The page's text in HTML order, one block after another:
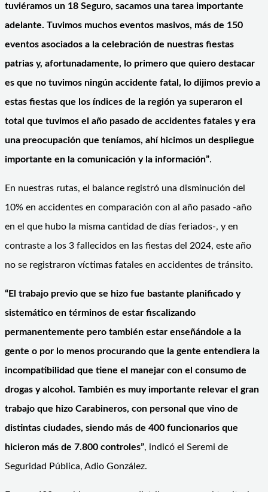
tuviéramos un 18 Seguro, sacamos una tarea importante
adelante. Tuvimos muchos eventos masivos, más de 150
eventos asociados a la celebración de nuestras fiestas
patrias y, afortunadamente, lo primero que quiero destacar
es que no tuvimos ningún accidente fatal, lo dijimos previo a
estas fiestas que los índices de la región ya superaron el
total que tuvimos el año pasado de accidentes fatales y era
una preocupación que teníamos, ahí hicimos un despliegue
importante en la comunicación y la información”.
En nuestras rutas, el balance registró una disminución del
10% en accidentes en comparación con al año pasado -año
en el que hubo la misma cantidad de días feriados-, y en
contraste a los 3 fallecidos en las fiestas del 2024, este año
no se registraron víctimas fatales en accidentes de tránsito.
“El trabajo previo que se hizo fue bastante planificado y
sistemático en términos de estar fiscalizando
permanentemente pero también estar enseñándole a la
gente o por lo menos procurando que la gente entendiera la
incompatibilidad que tiene el manejar con el consumo de
drogas y alcohol. También es muy importante relevar el gran
trabajo que hizo Carabineros, con personal que vino de
distintas ciudades, siendo más de 400 funcionarios que
hicieron más de 7.800 controles”, indicó el Seremi de
Seguridad Pública, Adio González.